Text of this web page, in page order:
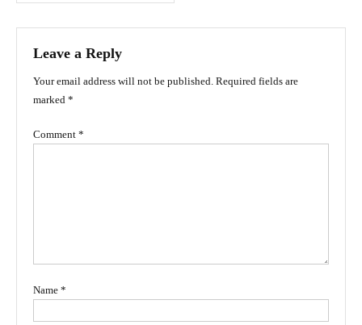
navigation
Leave a Reply
Your email address will not be published. Required fields are
marked *
Comment *
Name *